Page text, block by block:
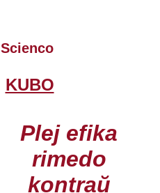
Scienco
KUBO
Plej efika
rimedo
kontraŭ